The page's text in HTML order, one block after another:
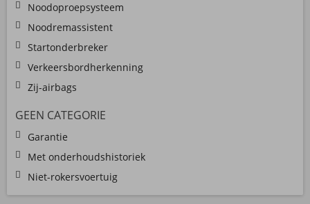
Noodoproepsysteem
Noodremassistent
Startonderbreker
Verkeersbordherkenning
Zij-airbags
GEEN CATEGORIE
Garantie
Met onderhoudshistoriek
Niet-rokersvoertuig